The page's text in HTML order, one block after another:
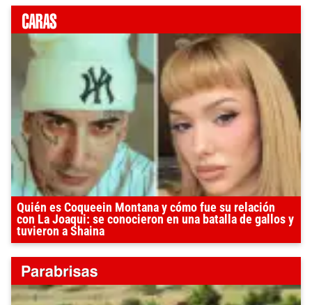
Quién es Coqueein Montana y cómo fue su relación
con La Joaqui: se conocieron en una batalla de gallos y
tuvieron a Shaina